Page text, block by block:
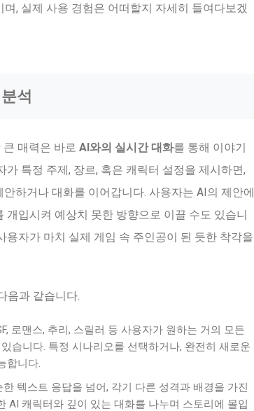
, 실제 사용 경험은 어떠할지 자세히 들여다보겠
석
매력은 바로 AI와의 실시간 대화를 통해 이야기
특정 주제, 장르, 혹은 캐릭터 설정을 제시하면,
하거나 대화를 이어갑니다. 사용자는 AI의 제안에
입시켜 예상치 못한 방향으로 이끌 수도 있습니
용자가 마치 실제 게임 속 주인공이 된 듯한 착각을
음과 같습니다.
로맨스, 추리, 스릴러 등 사용자가 원하는 거의 모든
습니다. 특정 시나리오를 선택하거나, 완전히 새로운
합니다.
한 텍스트 응답을 넘어, 각기 다른 성격과 배경을 가진
AI 캐릭터와 깊이 있는 대화를 나누며 스토리에 몰입